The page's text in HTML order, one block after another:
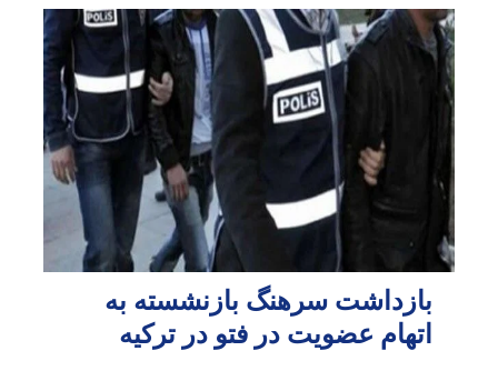
بازداشت سرهنگ بازنشسته به
اتهام عضویت در فتو در ترکیه